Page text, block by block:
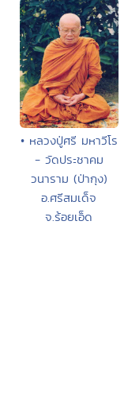
• หลวงปู่ศรี มหาวีโร
- วัดประชาคม
วนาราม (ป่ากุง)
อ.ศรีสมเด็จ
จ.ร้อยเอ็ด